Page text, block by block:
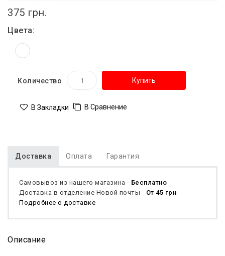
375 грн.
Цвета:
Количество Купить
В Закладки В Сравнение
Доставка Оплата Гарантия
Самовывоз из нашего магазина - Бесплатно
Доставка в отделение Новой почты - От 45 грн
Подробнее о доставке
Описание